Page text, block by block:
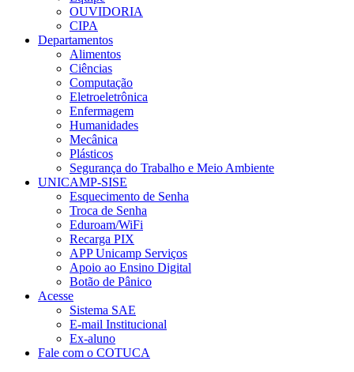
OUVIDORIA
CIPA
Departamentos
Alimentos
Ciências
Computação
Eletroeletrônica
Enfermagem
Humanidades
Mecânica
Plásticos
Segurança do Trabalho e Meio Ambiente
UNICAMP-SISE
Esquecimento de Senha
Troca de Senha
Eduroam/WiFi
Recarga PIX
APP Unicamp Serviços
Apoio ao Ensino Digital
Botão de Pânico
Acesse
Sistema SAE
E-mail Institucional
Ex-aluno
Fale com o COTUCA